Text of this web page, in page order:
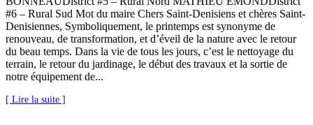
#6 – Rural Sud Mot du maire Chers Saint-Denisiens et chères Saint-
Denisiennes, Symboliquement, le printemps est synonyme de
renouveau, de transformation, et d’éveil de la nature avec le retour
du beau temps. Dans la vie de tous les jours, c’est le nettoyage du
terrain, le retour du jardinage, le début des travaux et la sortie de
notre équipement de...
[ Lire la suite ]